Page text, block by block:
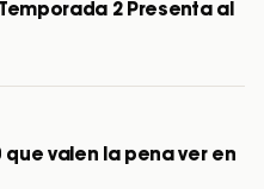
2 Presenta al
que valen la pena ver en